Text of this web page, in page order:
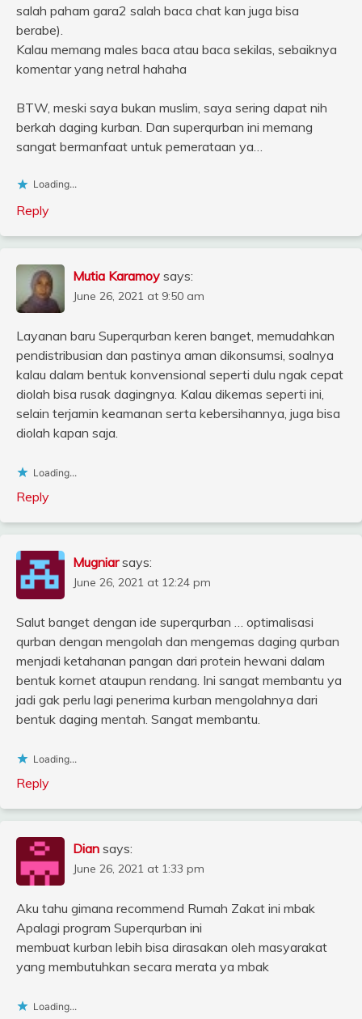
salah paham gara2 salah baca chat kan juga bisa
berabe).
Kalau memang males baca atau baca sekilas, sebaiknya
komentar yang netral hahaha
BTW, meski saya bukan muslim, saya sering dapat nih
berkah daging kurban. Dan superqurban ini memang
sangat bermanfaat untuk pemerataan ya…
Loading...
Reply
Mutia Karamoy says:
June 26, 2021 at 9:50 am
Layanan baru Superqurban keren banget, memudahkan
pendistribusian dan pastinya aman dikonsumsi, soalnya
kalau dalam bentuk konvensional seperti dulu ngak cepat
diolah bisa rusak dagingnya. Kalau dikemas seperti ini,
selain terjamin keamanan serta kebersihannya, juga bisa
diolah kapan saja.
Loading...
Reply
Mugniar says:
June 26, 2021 at 12:24 pm
Salut banget dengan ide superqurban … optimalisasi
qurban dengan mengolah dan mengemas daging qurban
menjadi ketahanan pangan dari protein hewani dalam
bentuk kornet ataupun rendang. Ini sangat membantu ya
jadi gak perlu lagi penerima kurban mengolahnya dari
bentuk daging mentah. Sangat membantu.
Loading...
Reply
Dian says:
June 26, 2021 at 1:33 pm
Aku tahu gimana recommend Rumah Zakat ini mbak
Apalagi program Superqurban ini
membuat kurban lebih bisa dirasakan oleh masyarakat
yang membutuhkan secara merata ya mbak
Loading...